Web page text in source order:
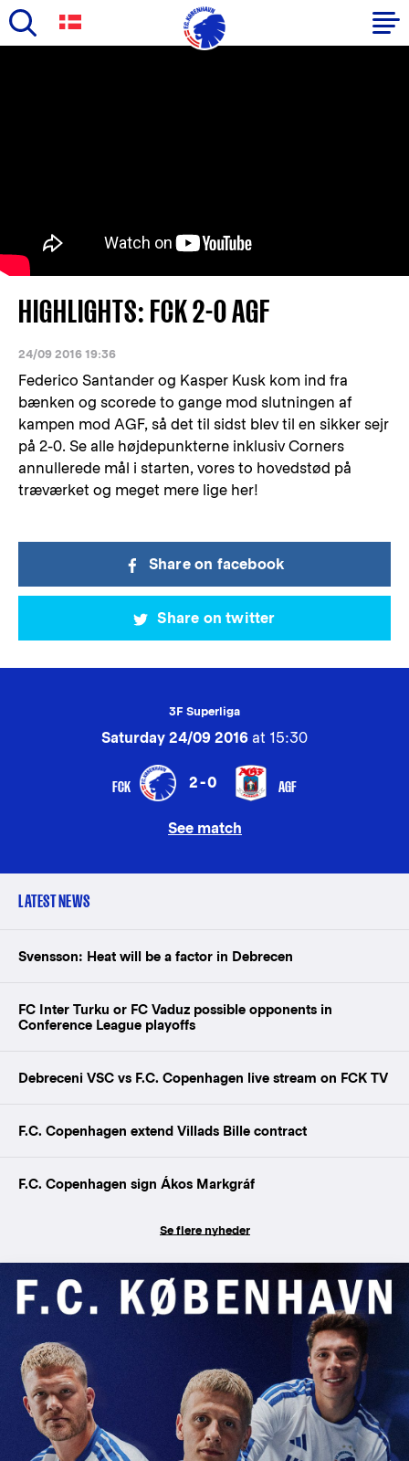
HIGHLIGHTS: FCK 2-0 AGF
24/09 2016 19:36
Federico Santander og Kasper Kusk kom ind fra
bænken og scorede to gange mod slutningen af
kampen mod AGF, så det til sidst blev til en sikker sejr
på 2-0. Se alle højdepunkterne inklusiv Corners
annullerede mål i starten, vores to hovedstød på
træværket og meget mere lige her!
Share on facebook
Share on twitter
3F Superliga
Saturday 24/09 2016 at 15:30
FCK 2-0 AGF
See match
LATEST NEWS
Svensson: Heat will be a factor in Debrecen
FC Inter Turku or FC Vaduz possible opponents in
Conference League playoffs
Debreceni VSC vs F.C. Copenhagen live stream on FCK TV
F.C. Copenhagen extend Villads Bille contract
F.C. Copenhagen sign Ákos Markgráf
Se flere nyheder